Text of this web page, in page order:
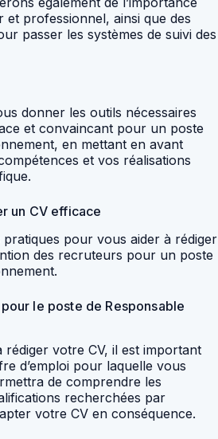
et professionnel, ainsi que des
passer les systèmes de suivi des
donner les outils nécessaires
et convaincant pour un poste
en mettant en avant
et vos réalisations
un CV efficace
pratiques pour vous aider à rédiger
des recruteurs pour un poste
le poste de Responsable
rédiger votre CV, il est important
d’emploi pour laquelle vous
de comprendre les
recherchées par
votre CV en conséquence.